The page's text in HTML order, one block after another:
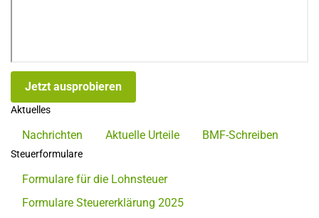
Jetzt ausprobieren
Aktuelles
Nachrichten Aktuelle Urteile BMF-Schreiben
Steuerformulare
Formulare für die Lohnsteuer
Formulare Steuererklärung 2025